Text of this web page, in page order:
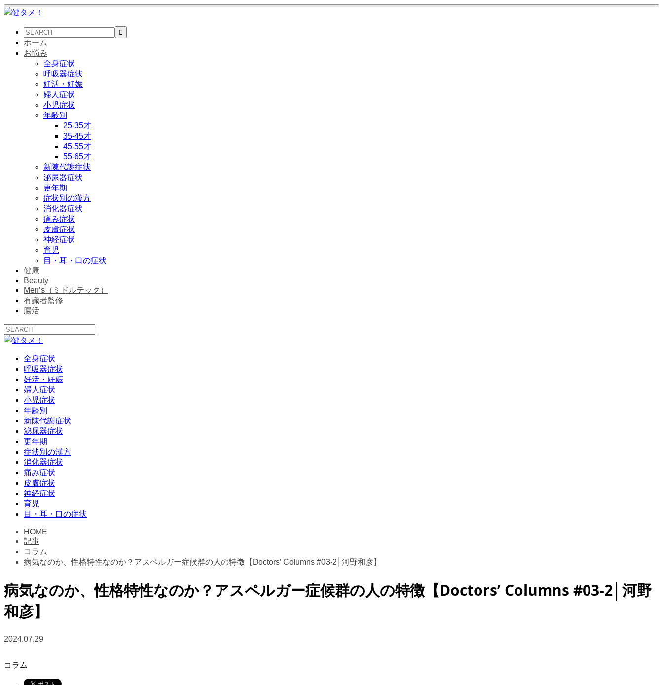
ホーム
お悩み
全身症状
呼吸器症状
妊活・妊娠
婦人症状
小児症状
年齢別
25-35才
35-45才
45-55才
55-65才
新陳代謝症状
泌尿器症状
更年期
症状別の漢方
消化器症状
痛み症状
皮膚症状
神経症状
育児
目・耳・口の症状
健康
Beauty
Men’s（ミドルテック）
有識者監修
腸活
全身症状
呼吸器症状
妊活・妊娠
婦人症状
小児症状
年齢別
新陳代謝症状
泌尿器症状
更年期
症状別の漢方
消化器症状
痛み症状
皮膚症状
神経症状
育児
目・耳・口の症状
HOME
記事
コラム
病気なのか、性格特性なのか？アスペルガー症候群の人の特徴【Doctors’ Columns #03-2│河野和彦】
病気なのか、性格特性なのか？アスペルガー症候群の人の特徴【Doctors’ Columns #03-2│河野
和彦】
2024.07.29
コラム